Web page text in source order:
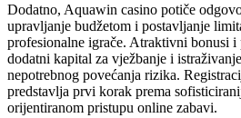
Dodatno, Aquawin casino potiče
upravljanje budžetom i postavljanje
profesionalne igrače. Atraktivni bonusi
dodatni kapital za vježbanje i
nepotrebnog povećanja rizika.
predstavlja prvi korak prema
orijentiranom pristupu online zabavi.